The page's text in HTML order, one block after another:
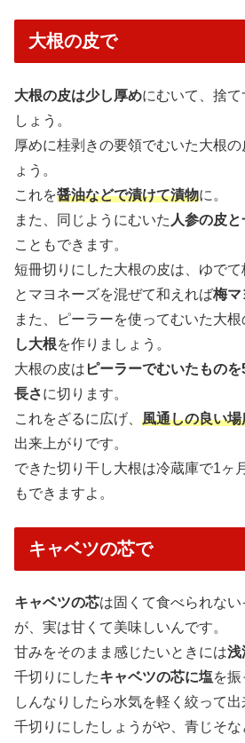
大根の皮で
大根の皮は少し厚めにむいて、捨
しょう。
厚めに桂剥きの要領でむいた大根
ょう。
これを醤油などで漬けて漬物に。
また、同じようにむいた 人参の皮
こともできます。
短冊切りにした大根の皮は、ゆで
とマヨネーズを混ぜて和えれば梅マ
また、ピーラーを使ってむいた大根
し大根を作りましょう。
大根の皮は ピーラーでむいたもの
長さに切ります。
これをざるに広げ、 風通しの良い
出来上がりです。
できた切り干し大根は冷蔵庫で1ヶ
もできますよ。
キャベツの芯で
キャベツの芯は固くて食べられな
が、実は甘くて美味しいんです。
甘みをそのまま感じたいときには浅
千切りにしたキャベツの芯に塩を振
しんなりしたら水気を軽く絞って出
千切りにしたしょうがや、青じそ